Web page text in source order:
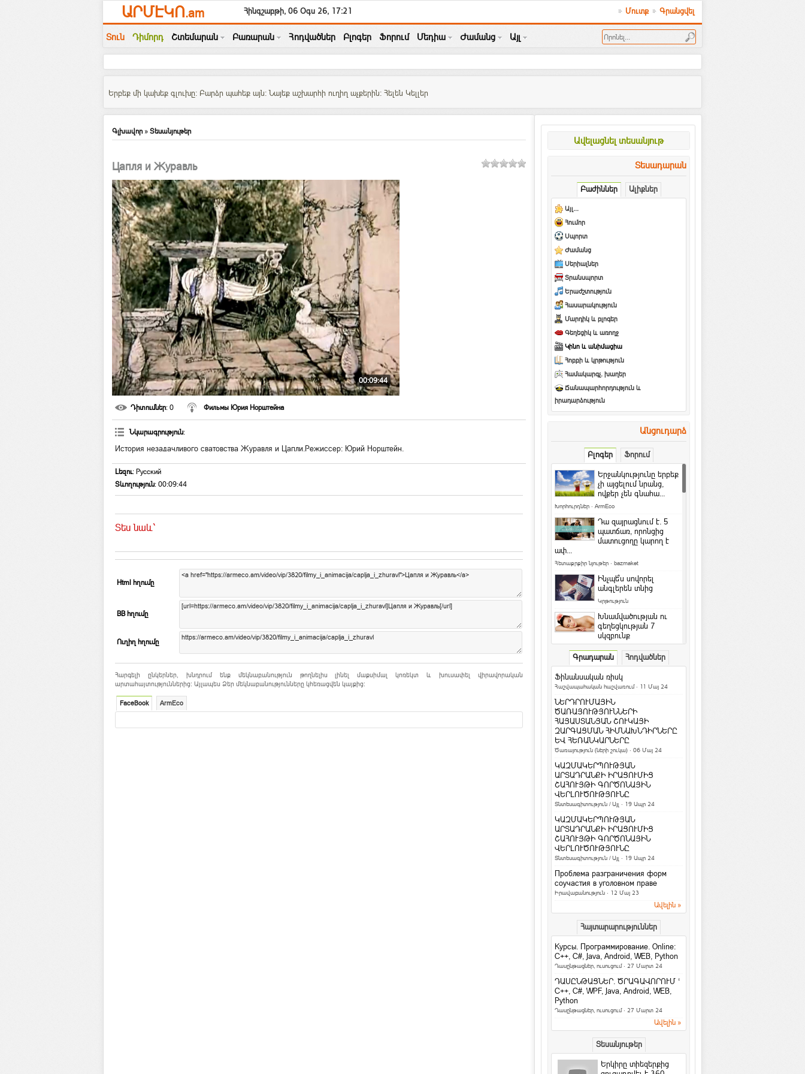
ԱՐՄԷԿՈ.am Հինգշաբթի, 06 Օգս 26, 17:21 Մուտք Գրանցվել
Տուն Դիմորդ Շտեմարան Բառարան Հոդվածներ Բլոգեր Ֆորում Մեդիա Ժամանց Այլ
Երբեք մի կախեք գլուխը: Բարձր պահեք այն: Նայեք աշխարհի ուղիղ աչքերին: Հելեն Կելլեր
Գլխավոր» Տեսանյութեր
Цапля и Журавль
00:09:44
Դիտումներ: 0 Фильмы Юрия Норштейна
Նկարագրություն:
История незадачливого сватовства Журавля и Цапли.Режиссер: Юрий Норштейн.
Լեզու: Русский
Տևողություն: 00:09:44
Տես նաև`
Html հղումը
BB հղումը
Ուղիղ հղումը
Հարգելի ընկերներ, խնդրում ենք մեկնաբանություն թողնելիս լինել մաքսիմալ կոռեկտ և խուսափել վիրավորական
արտահայտություններից: Այլապես Ձեր մեկնաբանությունները կհեռացվեն կայքից:
FaceBook ArmEco
Ավելացնել տեսանյութ
Տեսադարան
Բաժիններ Ալիքներ
Այլ...
Հումոր
Սպորտ
Ժամանց
Սերիալներ
Տրանսպորտ
Երաժշտություն
Հասարակություն
Մարդիկ և բլոգեր
Գեղեցիկ և առողջ
Կինո և անիմացիա
Հոբբի և կրթություն
Համակարգչ. խաղեր
Ճանապարհորդություն և
իրադարձություն
Անցուդարձ
Բլոգեր Ֆորում
Երջանկությունը երբեք
չի այցելում նրանց,
ովքեր չեն գնահա...
Խորհուրդներ · ArmEco
Դա զայրացնում է․ 5
պատճառ, որոնցից
մատուցողը կարող է
ափ...
Հետաքրքիր նյութեր · bazmaket
Ինչպե՞ս սովորել
անգլերեն տնից
Կրթություն
Խնամվածության ու
գեղեցկության 7
սկզբունք
Ի՞նչ դաջվածքներ են
նախընտրում հայերը և
արդյո՞ք հասկանու...
Երկնագույն աչքերով կատուն
համացանցի աստղ է դարձել
Տեսանյութեր / Ֆոտո
Ամանոր 2016` Կարմիր կամ Կրակե
Տոներ և օրեր
Կենդանակերպի
ամենա-ամենա
նշանները. իմացիր, թե
ինչով ես ...
Հասարակություն
4 հարց մտավոր կարողությունները
ստուգելու համար
3 գաղտնիք, որոնք տղամարդիկ
երբեք չեն բարձրաձայնում
տվյալների մշակման
կենտրոնը կաշխատի
քամու...
Համացանց ·rafoaper777
Все женщины продажны /Б. Шоу
На русском / In english
6 պարզ միջոց՝ ամուսնությունը
երջանիկ դարձնելու համար
Երջանկությունն ափի մեջ
Խորհուրդներ
Հրաշք Աղջիկ
Գրադարան Հոդվածներ
Ֆինանսական ռիսկ
Հաշվապահական հաշվառում· 11 Մայ 24
ՆԵՐԴՐՈՒՄԱՅԻՆ
ԾԱՌԱՅՈՒԹՅՈՒՆՆԵՐԻ
ՀԱՅԱՍՏԱՆՅԱՆ ՇՈՒԿԱՅԻ
ԶԱՐԳԱՑՄԱՆ ՀԻՄՆԱԽՆԴԻՐՆԵՐԸ
ԵՎ ՀԵՌԱՆԿԱՐՆԵՐԸ
Ծառայություն (ների շուկա) · 06 Մայ 24
ԿԱԶՄԱԿԵՐՊՈՒԹՅԱՆ
ԱՐՏԱԴՐԱՆՔԻ ԻՐԱՑՈՒՄԻՑ
ՇԱՀՈՒՅԹԻ ԳՈՐԾՈՆԱՅԻՆ
ՎԵՐԼՈՒԾՈՒԹՅՈՒՆԸ
Տնտեսագիտություն / Այլ · 19 Ապր 24
ԿԱԶՄԱԿԵՐՊՈՒԹՅԱՆ
ԱՐՏԱԴՐԱՆՔԻ ԻՐԱՑՈՒՄԻՑ
ՇԱՀՈՒՅԹԻ ԳՈՐԾՈՆԱՅԻՆ
ՎԵՐԼՈՒԾՈՒԹՅՈՒՆԸ
Տնտեսագիտություն / Այլ · 19 Ապր 24
Проблема разграничения форм
соучастия в уголовном праве
Իրավաբանություն · 12 Մայ 23
Ավելին »
Հայտարարություններ
Курсы. Программирование. Online:
C++, C#, Java, Android, WEB, Python
Դասընթացներ, ուսուցում· 27 Մարտ 24
ԴԱՍԸՆԹԱՑՆԵՐ. ԾՐԱԳԱՎՈՐՈՒՄ ‘
C++, C#, WPF, Java, Android, WEB,
Python
Դասընթացներ, ուսուցում· 27 Մարտ 24
Ավելին »
Տեսանյութեր
Երկիրը տիեզերքից